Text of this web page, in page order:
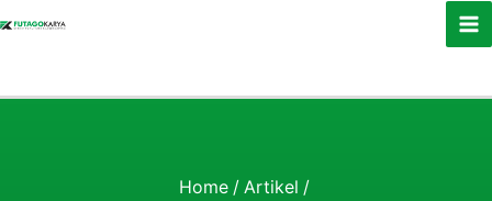
Home / Artikel /